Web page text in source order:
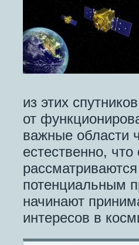
из этих
от
важные области
естественно,
потенциальным
начинают
интересов в